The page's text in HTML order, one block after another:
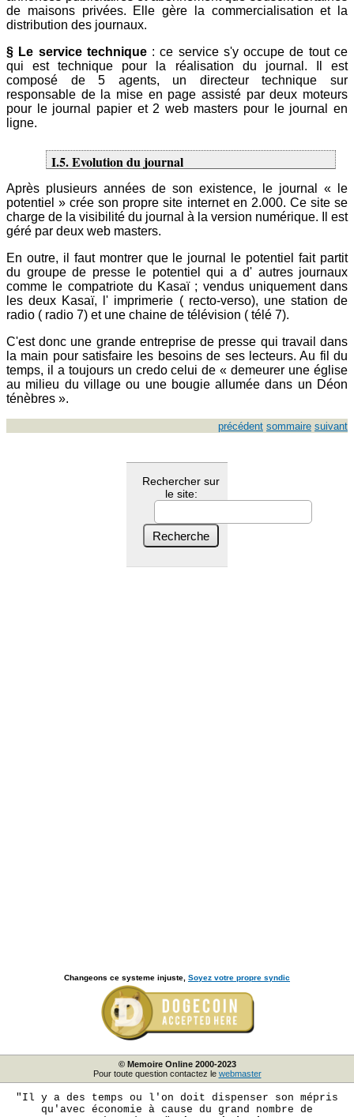
de maisons privées. Elle gère la commercialisation et la
distribution des journaux.
§ Le service technique: ce service s'y occupe de tout ce
qui est technique pour la réalisation du journal. Il est
composé de 5 agents, un directeur technique sur
responsable de la mise en page assisté par deux moteurs
pour le journal papier et 2 web masters pour le journal en
ligne.
I.5. Evolution du journal
Après plusieurs années de son existence, le journal « le
potentiel » crée son propre site internet en 2.000. Ce site se
charge de la visibilité du journal à la version numérique. Il est
géré par deux web masters.
En outre, il faut montrer que le journal le potentiel fait partit
du groupe de presse le potentiel qui a d' autres journaux
comme le compatriote du Kasaï ; vendus uniquement dans
les deux Kasaï, l' imprimerie ( recto-verso), une station de
radio ( radio 7) et une chaine de télévision ( télé 7).
C'est donc une grande entreprise de presse qui travail dans
la main pour satisfaire les besoins de ses lecteurs. Au fil du
temps, il a toujours un credo celui de « demeurer une église
au milieu du village ou une bougie allumée dans un Déon
ténèbres ».
précédent sommaire suivant
Rechercher sur
le site:
Changeons ce systeme injuste, Soyez votre propre syndic
© Memoire Online 2000-2023
Pour toute question contactez le webmaster
"Il y a des temps ou l'on doit dispenser son mépris
qu'avec économie à cause du grand nombre de